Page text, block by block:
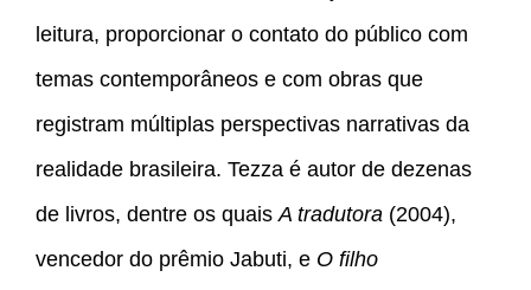
leitura, proporcionar o contato do público com
temas contemporâneos e com obras que
registram múltiplas perspectivas narrativas da
realidade brasileira. Tezza é autor de dezenas
de livros, dentre os quais A tradutora (2004),
vencedor do prêmio Jabuti, e O filho